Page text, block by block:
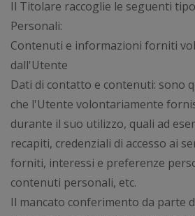
Il Titolare raccoglie le seguenti
Personali:
Contenuti e informazioni forniti
dall'Utente
Dati di contatto e contenuti: sono
che l'Utente volontariamente
durante il suo utilizzo, quali ad
recapiti, credenziali di accesso ai
forniti, interessi e preferenze
contenuti personali, etc.
Il mancato conferimento da parte